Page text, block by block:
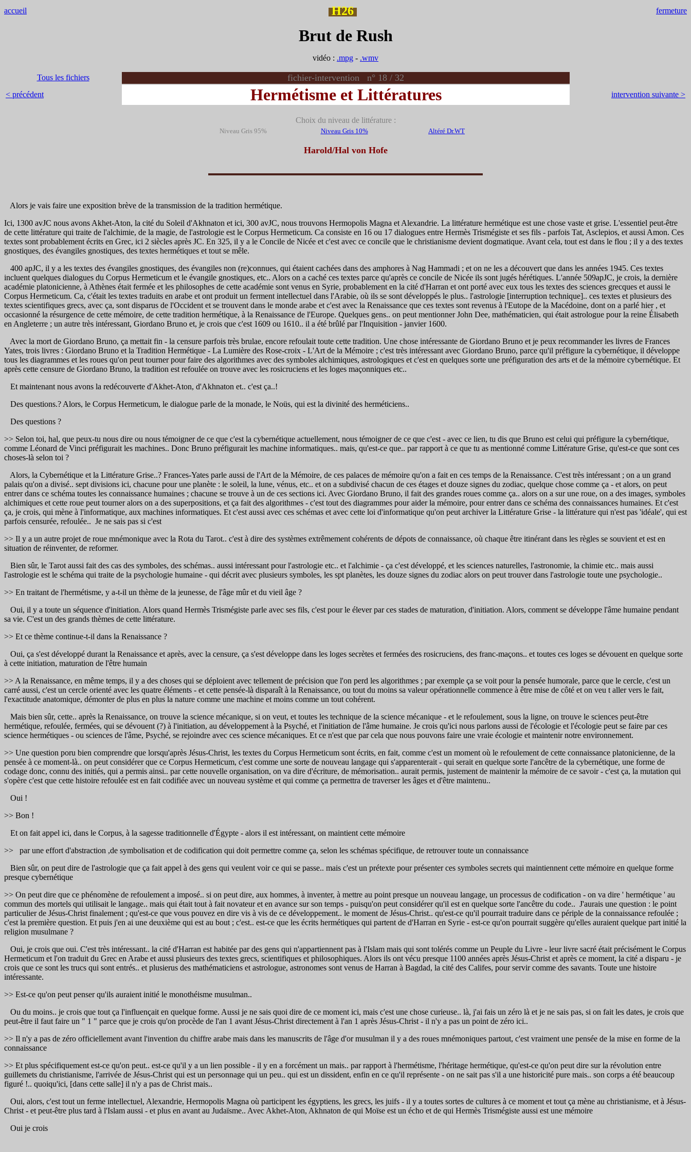
accueil H26 fermeture
Brut de Rush
vidéo : .mpg - .wmv
Tous les fichiers fichier-intervention n° 18 / 32
< précédent Hermétisme et Littératures intervention suivante >
Choix du niveau de littérature :
Niveau Gris 95% Niveau Gris 10% Altéré Dr.WT
Harold/Hal von Hofe
Alors je vais faire une exposition brève de la transmission de la tradition hermétique.
Ici, 1300 avJC nous avons Akhet-Aton, la cité du Soleil d'Akhnaton et ici, 300 avJC, nous trouvons Hermopolis Magna et Alexandrie. La littérature hermétique est une chose vaste et grise. L'essentiel peut-être
de cette littérature qui traite de l'alchimie, de la magie, de l'astrologie est le Corpus Hermeticum. Ca consiste en 16 ou 17 dialogues entre Hermès Trismégiste et ses fils - parfois Tat, Asclepios, et aussi Amon. Ces
textes sont probablement écrits en Grec, ici 2 siècles après JC. En 325, il y a le Concile de Nicée et c'est avec ce concile que le christianisme devient dogmatique. Avant cela, tout est dans le flou ; il y a des textes
gnostiques, des évangiles gnostiques, des textes hermétiques et tout se mêle.
400 apJC, il y a les textes des évangiles gnostiques, des évangiles non (re)connues, qui étaient cachées dans des amphores à Nag Hammadi ; et on ne les a découvert que dans les années 1945. Ces textes
incluent quelques dialogues du Corpus Hermeticum et le évangile gnostiques, etc.. Alors on a caché ces textes parce qu'après ce concile de Nicée ils sont jugés hérétiques. L'année 509apJC, je crois, la dernière
académie platonicienne, à Athènes était fermée et les philosophes de cette académie sont venus en Syrie, probablement en la cité d'Harran et ont porté avec eux tous les textes des sciences grecques et aussi le
Corpus Hermeticum. Ca, c'était les textes traduits en arabe et ont produit un ferment intellectuel dans l'Arabie, où ils se sont développés le plus.. l'astrologie [interruption technique].. ces textes et plusieurs des
textes scientifiques grecs, avec ça, sont disparus de l'Occident et se trouvent dans le monde arabe et c'est avec la Renaissance que ces textes sont revenus à l'Eutope de la Macédoine, dont on a parlé hier , et
occasionné la résurgence de cette mémoire, de cette tradition hermétique, à la Renaissance de l'Europe. Quelques gens.. on peut mentionner John Dee, mathématicien, qui était astrologue pour la reine Élisabeth
en Angleterre ; un autre très intéressant, Giordano Bruno et, je crois que c'est 1609 ou 1610.. il a été brûlé par l'Inquisition - janvier 1600.
Avec la mort de Giordano Bruno, ça mettait fin - la censure parfois très brulae, encore refoulait toute cette tradition. Une chose intéressante de Giordano Bruno et je peux recommander les livres de Frances
Yates, trois livres : Giordano Bruno et la Tradition Hermétique - La Lumière des Rose-croix - L'Art de la Mémoire ; c'est très intéressant avec Giordano Bruno, parce qu'il préfigure la cybernétique, il développe
tous les diagrammes et les roues qu'on peut tourner pour faire des algorithmes avec des symboles alchimiques, astrologiques et c'est en quelques sorte une préfiguration des arts et de la mémoire cybernétique. Et
après cette censure de Giordano Bruno, la tradition est refoulée on trouve avec les rosicruciens et les loges maçonniques etc..
Et maintenant nous avons la redécouverte d'Akhet-Aton, d'Akhnaton et.. c'est ça..!
Des questions.? Alors, le Corpus Hermeticum, le dialogue parle de la monade, le Noüs, qui est la divinité des herméticiens..
Des questions ?
>> Selon toi, hal, que peux-tu nous dire ou nous témoigner de ce que c'est la cybernétique actuellement, nous témoigner de ce que c'est - avec ce lien, tu dis que Bruno est celui qui préfigure la cybernétique,
comme Léonard de Vinci préfigurait les machines.. Donc Bruno préfigurait les machine informatiques.. mais, qu'est-ce que.. par rapport à ce que tu as mentionné comme Littérature Grise, qu'est-ce que sont ces
choses-là selon toi ?
Alors, la Cybernétique et la Littérature Grise..? Frances-Yates parle aussi de l'Art de la Mémoire, de ces palaces de mémoire qu'on a fait en ces temps de la Renaissance. C'est très intéressant ; on a un grand
palais qu'on a divisé.. sept divisions ici, chacune pour une planète : le soleil, la lune, vénus, etc.. et on a subdivisé chacun de ces étages et douze signes du zodiac, quelque chose comme ça - et alors, on peut
entrer dans ce schéma toutes les connaissance humaines ; chacune se trouve à un de ces sections ici. Avec Giordano Bruno, il fait des grandes roues comme ça.. alors on a sur une roue, on a des images, symboles
alchimiques et cette roue peut tourner alors on a des superpositions, et ça fait des algorithmes - c'est tout des diagrammes pour aider la mémoire, pour entrer dans ce schéma des connaissances humaines. Et c'est
ça, je crois, qui mène à l'informatique, aux machines informatiques. Et c'est aussi avec ces schémas et avec cette loi d'informatique qu'on peut archiver la Littérature Grise - la littérature qui n'est pas 'idéale', qui est
parfois censurée, refoulée.. Je ne sais pas si c'est
>> Il y a un autre projet de roue mnémonique avec la Rota du Tarot.. c'est à dire des systèmes extrêmement cohérents de dépots de connaissance, où chaque être itinérant dans les règles se souvient et est en
situation de réinventer, de reformer.
Bien sûr, le Tarot aussi fait des cas des symboles, des schémas.. aussi intéressant pour l'astrologie etc.. et l'alchimie - ça c'est développé, et les sciences naturelles, l'astronomie, la chimie etc.. mais aussi
l'astrologie est le schéma qui traite de la psychologie humaine - qui décrit avec plusieurs symboles, les spt planètes, les douze signes du zodiac alors on peut trouver dans l'astrologie toute une psychologie..
>> En traitant de l'hermétisme, y a-t-il un thème de la jeunesse, de l'âge mûr et du vieil âge ?
Oui, il y a toute un séquence d'initiation. Alors quand Hermès Trismégiste parle avec ses fils, c'est pour le élever par ces stades de maturation, d'initiation. Alors, comment se développe l'âme humaine pendant
sa vie. C'est un des grands thèmes de cette littérature.
>> Et ce thème continue-t-il dans la Renaissance ?
Oui, ça s'est développé durant la Renaissance et après, avec la censure, ça s'est développe dans les loges secrètes et fermées des rosicruciens, des franc-maçons.. et toutes ces loges se dévouent en quelque sorte
à cette initiation, maturation de l'être humain
>> A la Renaissance, en même temps, il y a des choses qui se déploient avec tellement de précision que l'on perd les algorithmes ; par exemple ça se voit pour la pensée humorale, parce que le cercle, c'est un
carré aussi, c'est un cercle orienté avec les quatre éléments - et cette pensée-là disparaît à la Renaissance, ou tout du moins sa valeur opérationnelle commence à être mise de côté et on veu t aller vers le fait,
l'exactitude anatomique, démonter de plus en plus la nature comme une machine et moins comme un tout cohérent.
Mais bien sûr, cette.. après la Renaissance, on trouve la science mécanique, si on veut, et toutes les technique de la science mécanique - et le refoulement, sous la ligne, on trouve le sciences peut-être
hermétique, refoulée, fermées, qui se dévouent (?) à l'initiation, au développement à la Psyché, et l'initiation de l'âme humaine. Je crois qu'ici nous parlons aussi de l'écologie et l'écologie peut se faire par ces
science hermétiques - ou sciences de l'âme, Psyché, se rejoindre avec ces science mécaniques. Et ce n'est que par cela que nous pouvons faire une vraie écologie et maintenir notre environnement.
>> Une question poru bien comprendre que lorsqu'après Jésus-Christ, les textes du Corpus Hermeticum sont écrits, en fait, comme c'est un moment où le refoulement de cette connaissance platonicienne, de la
pensée à ce moment-là.. on peut considérer que ce Corpus Hermeticum, c'est comme une sorte de nouveau langage qui s'apparenterait - qui serait en quelque sorte l'ancêtre de la cybernétique, une forme de
codage donc, connu des initiés, qui a permis ainsi.. par cette nouvelle organisation, on va dire d'écriture, de mémorisation.. aurait permis, justement de maintenir la mémoire de ce savoir - c'est ça, la mutation qui
s'opère c'est que cette histoire refoulée est en fait codifiée avec un nouveau système et qui comme ça permettra de traverser les âges et d'être maintenu..
Oui !
>> Bon !
Et on fait appel ici, dans le Corpus, à la sagesse traditionnelle d'Égypte - alors il est intéressant, on maintient cette mémoire
>> par une effort d'abstraction ,de symbolisation et de codification qui doit permettre comme ça, selon les schémas spécifique, de retrouver toute un connaissance
Bien sûr, on peut dire de l'astrologie que ça fait appel à des gens qui veulent voir ce qui se passe.. mais c'est un prétexte pour présenter ces symboles secrets qui maintiennent cette mémoire en quelque forme
presque cybernétique
>> On peut dire que ce phénomène de refoulement a imposé.. si on peut dire, aux hommes, à inventer, à mettre au point presque un nouveau langage, un processus de codification - on va dire ' hermétique ' au
commun des mortels qui utilisait le langage.. mais qui était tout à fait novateur et en avance sur son temps - puisqu'on peut considérer qu'il est en quelque sorte l'ancêtre du code.. J'aurais une question : le point
particulier de Jésus-Christ finalement ; qu'est-ce que vous pouvez en dire vis à vis de ce développement.. le moment de Jésus-Christ.. qu'est-ce qu'il pourrait traduire dans ce périple de la connaissance refoulée ;
c'est la première question. Et puis j'en ai une deuxième qui est au bout ; c'est.. est-ce que les écrits hermétiques qui partent de d'Harran en Syrie - est-ce qu'on pourrait suggère qu'elles auraient quelque part initié la
religion musulmane ?
Oui, je crois que oui. C'est très intéressant.. la cité d'Harran est habitée par des gens qui n'appartiennent pas à l'Islam mais qui sont tolérés comme un Peuple du Livre - leur livre sacré était précisément le Corpus
Hermeticum et l'on traduit du Grec en Arabe et aussi plusieurs des textes grecs, scientifiques et philosophiques. Alors ils ont vécu presque 1100 années après Jésus-Christ et après ce moment, la cité a disparu - je
crois que ce sont les trucs qui sont entrés.. et plusierus des mathématiciens et astrologue, astronomes sont venus de Harran à Bagdad, la cité des Califes, pour servir comme des savants. Toute une histoire
intéressante.
>> Est-ce qu'on peut penser qu'ils auraient initié le monothéisme musulman..
Ou du moins.. je crois que tout ça l'influençait en quelque forme. Aussi je ne sais quoi dire de ce moment ici, mais c'est une chose curieuse.. là, j'ai fais un zéro là et je ne sais pas, si on fait les dates, je crois que
peut-être il faut faire un " 1 " parce que je crois qu'on procède de l'an 1 avant Jésus-Christ directement à l'an 1 après Jésus-Christ - il n'y a pas un point de zéro ici..
>> Il n'y a pas de zéro officiellement avant l'invention du chiffre arabe mais dans les manuscrits de l'âge d'or musulman il y a des roues mnémoniques partout, c'est vraiment une pensée de la mise en forme de la
connaissance
>> Et plus spécifiquement est-ce qu'on peut.. est-ce qu'il y a un lien possible - il y en a forcément un mais.. par rapport à l'hermétisme, l'héritage hermétique, qu'est-ce qu'on peut dire sur la révolution entre
guillemets du christianisme, l'arrivée de Jésus-Christ qui est un personnage qui un peu.. qui est un dissident, enfin en ce qu'il représente - on ne sait pas s'il a une historicité pure mais.. son corps a été beaucoup
figuré !.. quoiqu'ici, [dans cette salle] il n'y a pas de Christ mais..
Oui, alors, c'est tout un ferme intellectuel, Alexandrie, Hermopolis Magna où participent les égyptiens, les grecs, les juifs - il y a toutes sortes de cultures à ce moment et tout ça mène au christianisme, et à Jésus-
Christ - et peut-être plus tard à l'Islam aussi - et plus en avant au Judaïsme.. Avec Akhet-Aton, Akhnaton de qui Moïse est un écho et de qui Hermès Trismégiste aussi est une mémoire
Oui je crois